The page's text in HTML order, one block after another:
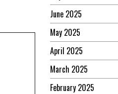
June 2025
May 2025
April 2025
March 2025
February 2025